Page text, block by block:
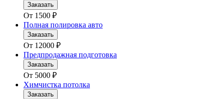
Заказать
От 1500 ₽
Полная полировка авто
Заказать
От 12000 ₽
Предпродажная подготовка
Заказать
От 5000 ₽
Химчистка потолка
Заказать